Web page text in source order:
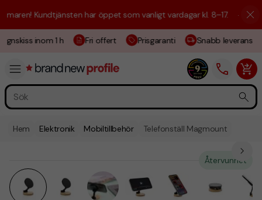
Kundtjänsten har öppet som vanligt vardagar kl. 8–17. ☀️ Vi är
inom 1 h Fri offert Prisgaranti Snabb leverans
Hem Elektronik Mobiltillbehör Telefonställ Magmount
Återvunnet